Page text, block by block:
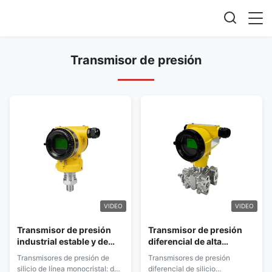
Transmisor de presión
VIDEO
Transmisor de presión
industrial estable y de
alta precisión, a prueba
de explosiones,
Transmisores de presión de
silicio de línea monocristal: de
VIDEO
Transmisor de presión
diferencial de alta
precisión 4 20mA con
protocolo HART
Transmisores de presión
diferencial de silicio